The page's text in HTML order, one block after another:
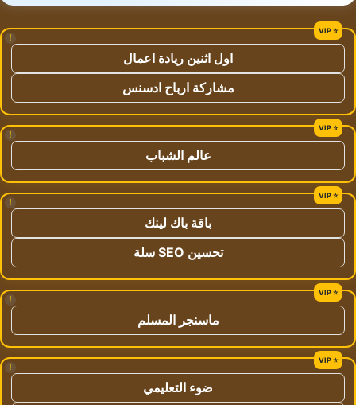
!
اول اثنين ريادة اعمال
مشاركة ارباح ادسنس
!
عالم الشباب
!
باقة باك لينك
تحسين SEO سلة
!
ماسنجر المسلم
!
ضوء التعليمي